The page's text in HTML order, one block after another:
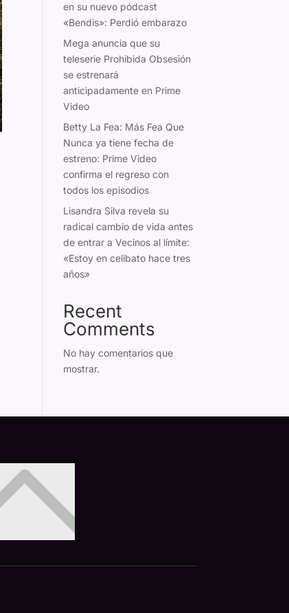
en su nuevo pódcast
«Bendis»: Perdió embarazo
Mega anuncia que su
teleserie Prohibida Obsesión
se estrenará
anticipadamente en Prime
Video
Betty La Fea: Más Fea Que
Nunca ya tiene fecha de
estreno: Prime Video
confirma el regreso con
todos los episodios
Lisandra Silva revela su
radical cambio de vida antes
de entrar a Vecinos al límite:
«Estoy en celibato hace tres
años»
Recent
Comments
No hay comentarios que
mostrar.